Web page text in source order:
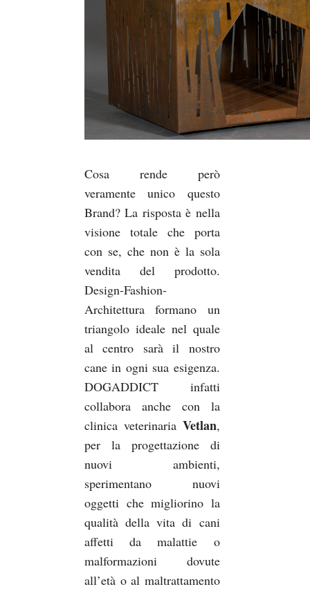
Cosa rende però
veramente unico questo
Brand? La risposta è nella
visione totale che porta
con se, che non è la sola
vendita del prodotto.
Design-Fashion-
Architettura formano un
triangolo ideale nel quale
al centro sarà il nostro
cane in ogni sua esigenza.
DOGADDICT infatti
collabora anche con la
clinica veterinaria Vetlan,
per la progettazione di
nuovi ambienti,
sperimentano nuovi
oggetti che migliorino la
qualità della vita di cani
affetti da malattie o
malformazioni dovute
all’età o al maltrattamento